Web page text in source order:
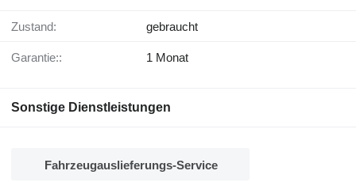
Zustand: gebraucht
Garantie:: 1 Monat
Sonstige Dienstleistungen
Fahrzeugauslieferungs-Service